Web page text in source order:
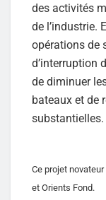
des activités
de l’industrie.
opérations de
d’interruption
de diminuer
bateaux et de
substantielles.
Ce projet
et Orients Fond.